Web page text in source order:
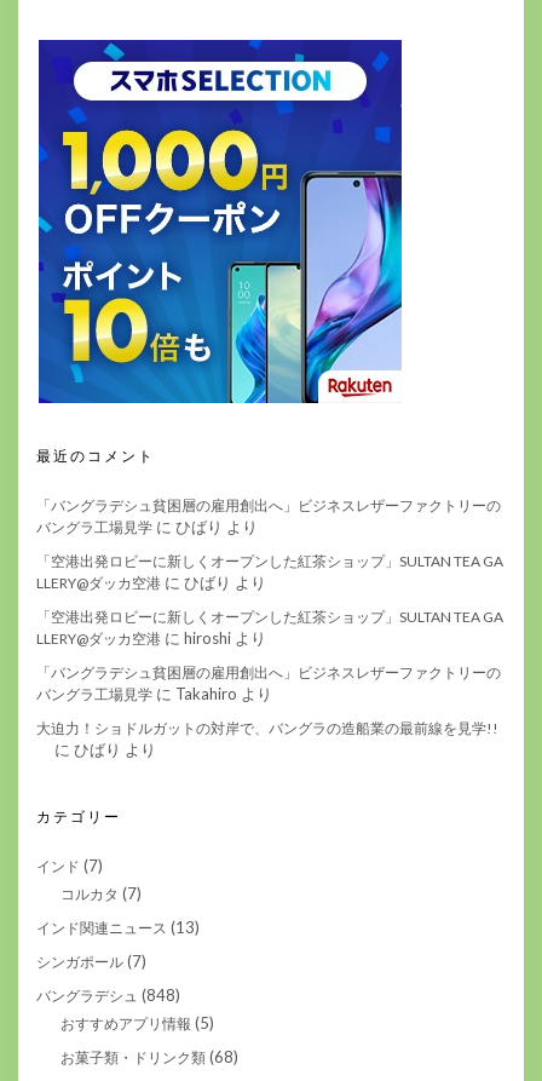
最近のコメント
「バングラデシュ貧困層の雇用創出へ」ビジネスレザーファクトリーの
バングラ工場見学 に ひばり より
「空港出発ロビーに新しくオープンした紅茶ショップ」SULTAN TEA GA
LLERY@ダッカ空港 に ひばり より
「空港出発ロビーに新しくオープンした紅茶ショップ」SULTAN TEA GA
LLERY@ダッカ空港 に hiroshi より
「バングラデシュ貧困層の雇用創出へ」ビジネスレザーファクトリーの
バングラ工場見学 に Takahiro より
大迫力！ショドルガットの対岸で、バングラの造船業の最前線を見学!!
に ひばり より
カテゴリー
インド (7)
コルカタ (7)
インド関連ニュース (13)
シンガポール (7)
バングラデシュ (848)
おすすめアプリ情報 (5)
お菓子類・ドリンク類 (68)